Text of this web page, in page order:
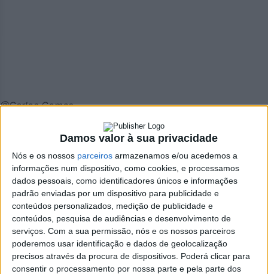
Damos valor à sua privacidade
Nós e os nossos parceiros armazenamos e/ou acedemos a
informações num dispositivo, como cookies, e processamos
dados pessoais, como identificadores únicos e informações
padrão enviadas por um dispositivo para publicidade e
conteúdos personalizados, medição de publicidade e
conteúdos, pesquisa de audiências e desenvolvimento de
serviços. Com a sua permissão, nós e os nossos parceiros
poderemos usar identificação e dados de geolocalização
precisos através da procura de dispositivos. Poderá clicar para
consentir o processamento por nossa parte e pela parte dos
@Carlos Gomes
Azemeis.net
28 de Outubro de 2021, 18:50